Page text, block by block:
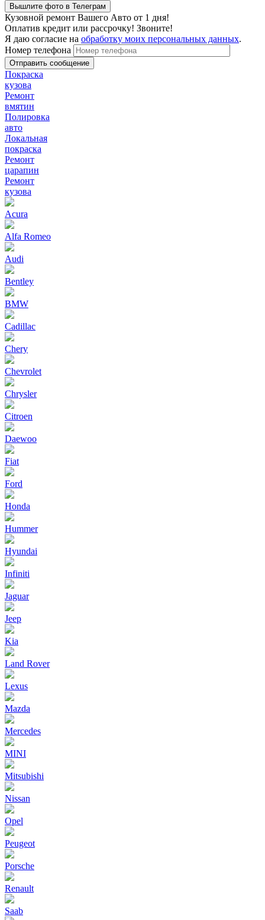
Вышлите фото в Телеграм
Кузовной ремонт Вашего Авто от 1 дня!
Оплатив кредит или рассрочку! Звоните!
Я даю согласие на обработку моих персональных данных.
Номер телефона
Покраска
кузова
Ремонт
вмятин
Полировка
авто
Локальная
покраска
Ремонт
царапин
Ремонт
кузова
Acura
Alfa Romeo
Audi
Bentley
BMW
Cadillac
Chery
Chevrolet
Chrysler
Citroen
Daewoo
Fiat
Ford
Honda
Hummer
Hyundai
Infiniti
Jaguar
Jeep
Kia
Land Rover
Lexus
Mazda
Mercedes
MINI
Mitsubishi
Nissan
Opel
Peugeot
Porsche
Renault
Saab